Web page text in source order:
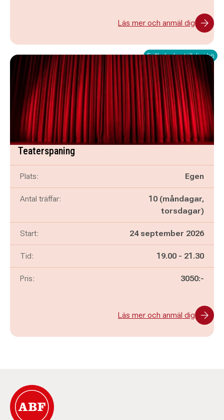
Läs mer och anmäl dig
Fullbokad - ställ dig i kö
Teaterspaning
Plats: Egen
Antal träffar:
10 (måndagar,
torsdagar)
Start: 24 september 2026
Tid: Pågår mellan
19.00 - och
21.30
Pris: 3050:-
Läs mer och anmäl dig